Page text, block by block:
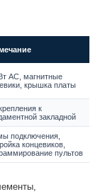
AC, магнитные
крышка платы
к
закладной
подключения,
концевиков,
пультов